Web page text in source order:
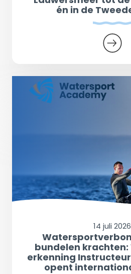
én in de
14 juli 2026
bundelen krachten:
erkenning
opent